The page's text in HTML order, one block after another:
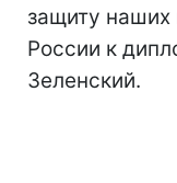
защиту наших
России к
Зеленский.